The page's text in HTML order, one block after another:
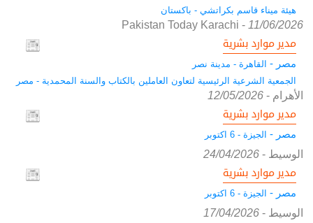
هيئة ميناء قاسم بكراتشي - باكستان
Pakistan Today Karachi - 11/06/2026
مدير موارد بشرية
مصر - القاهرة - مدينة نصر
الجمعية الشرعية الرئيسية لتعاون العاملين بالكتاب والسنة المحمدية - مصر
الأهرام -
12/05/2026
مدير موارد بشرية
مصر - الجيزة - 6 اكتوبر
الوسيط -
24/04/2026
مدير موارد بشرية
مصر - الجيزة - 6 اكتوبر
الوسيط -
17/04/2026